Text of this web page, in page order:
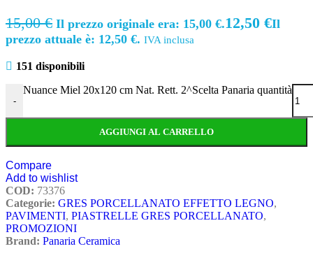
15,00€ Il prezzo originale era: 15,00 €.12,50 €Il
prezzo attuale è: 12,50 €. IVA inclusa
151 disponibili
-
Nuance Miel 20x120 cm Nat. Rett. 2^Scelta Panaria quantità
AGGIUNGI AL CARRELLO
Compare
Add to wishlist
COD: 73376
Categorie: GRES PORCELLANATO EFFETTO LEGNO,
PAVIMENTI, PIASTRELLE GRES PORCELLANATO,
PROMOZIONI
Brand: Panaria Ceramica